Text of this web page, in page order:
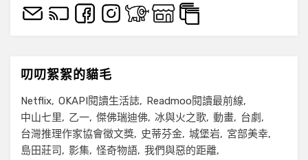
叨叨絮絮的貓毛
Netflix OKAPI閱讀生活誌
Readmoo閱讀最前線
中山七里
乙一 傑佛瑞迪佛 冰與火之歌 動畫
台劇
台灣推理作家協會徵文獎
史蒂芬金 城堡岩
宮部美幸
島田莊司
影集 怪奇物語 我們與惡的距離